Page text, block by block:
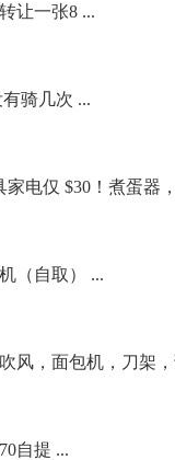
让一张8 ...
骑几次 ...
电仅 $30！煮蛋器
（自取） ...
风，面包机，刀架
自提 ...